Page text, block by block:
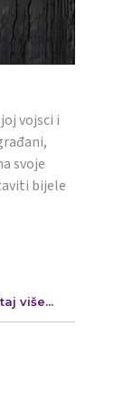
vojsci i
svoje
bijele
više...